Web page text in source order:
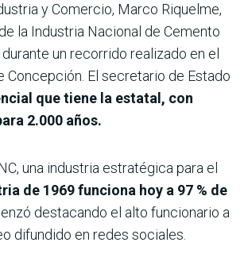
y Comercio, Marco Riquelme,
la Industria Nacional de Cemento
un recorrido realizado en el
Concepción. El secretario de Estado
que tiene la estatal, con
2.000 años.
una industria estratégica para el
de 1969 funciona hoy a 97 % de
destacando el alto funcionario a
difundido en redes sociales.